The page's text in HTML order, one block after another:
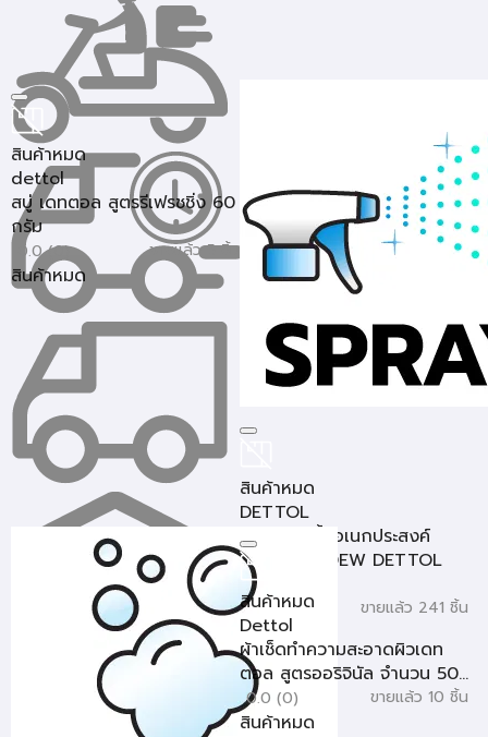
สินค้าหมด
dettol
สบู่ เดทตอล สูตรรีเฟรชชิ่ง 60
กรัม
0.0 (0) ขายแล้ว 5 ชิ้น
สินค้าหมด
สินค้าหมด
DETTOL
สเปรย์ฆ่าเชื้ออเนกประสงค์
MORNING DEW DETTOL
450 ม...
4.75 ขายแล้ว 241 ชิ้น
สินค้าหมด
สินค้าหมด
Dettol
ผ้าเช็ดทำความสะอาดผิวเดท
ตอล สูตรออริจินัล จำนวน 50...
0.0 (0) ขายแล้ว 10 ชิ้น
สินค้าหมด